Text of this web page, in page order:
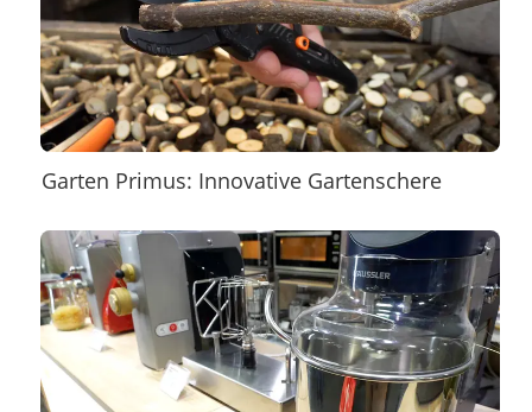
Garten Primus: Innovative Gartenschere